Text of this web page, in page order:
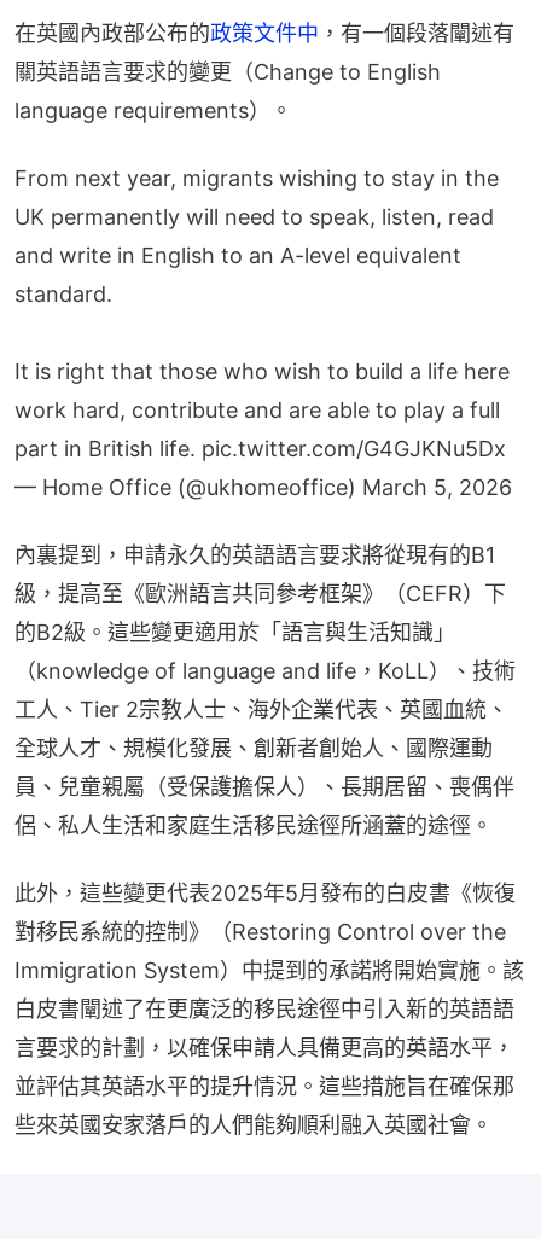
在英國內政部公布的政策文件中 ，有一個段落闡述有
關英語語言要求的變更（Change to English
language requirements）。
From next year, migrants wishing to stay in the
UK permanently will need to speak, listen, read
and write in English to an A-level equivalent
standard.
It is right that those who wish to build a life here
work hard, contribute and are able to play a full
part in British life. pic.twitter.com/G4GJKNu5Dx
— Home Office (@ukhomeoffice) March 5, 2026
內裏提到，申請永久的英語語言要求將從現有的B1
級，提高至《歐洲語言共同參考框架》（CEFR）下
的B2級。這些變更適用於「語言與生活知識」
（knowledge of language and life，KoLL）、技術
工人、Tier 2宗教人士、海外企業代表、英國血統、
全球人才、規模化發展、創新者創始人、國際運動
員、兒童親屬（受保護擔保人）、長期居留、喪偶伴
侶、私人生活和家庭生活移民途徑所涵蓋的途徑。
此外，這些變更代表2025年5月發布的白皮書《恢復
對移民系統的控制》（Restoring Control over the
Immigration System）中提到的承諾將開始實施。該
白皮書闡述了在更廣泛的移民途徑中引入新的英語語
言要求的計劃，以確保申請人具備更高的英語水平，
並評估其英語水平的提升情況。這些措施旨在確保那
些來英國安家落戶的人們能夠順利融入英國社會。